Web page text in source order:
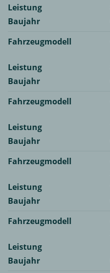
Leistung
Baujahr
Fahrzeugmodell
Leistung
Baujahr
Fahrzeugmodell
Leistung
Baujahr
Fahrzeugmodell
Leistung
Baujahr
Fahrzeugmodell
Leistung
Baujahr